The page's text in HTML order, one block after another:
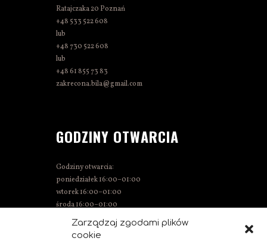
Zarządzaj zgodami plików
cookie
Ratajczaka 20 Poznań
+48 533 522 608
lub
+48 730 522 608
lub
+48 61 855 73 83
zakrecona.bila@gmail.com
GODZINY OTWARCIA
Godziny otwarcia:
poniedziałek 16:00–01:00
wtorek 16:00–01:00
środa 16:00–01:00
czwartek 15:00–01:00
piątek 15:00–02:00